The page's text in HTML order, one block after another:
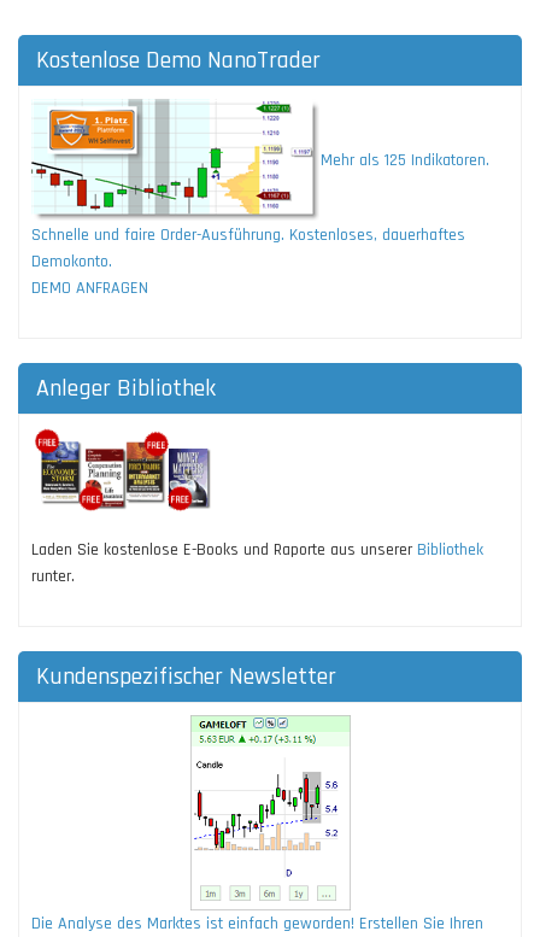
Kostenlose Demo NanoTrader
Mehr als 125 Indikatoren.
Schnelle und faire Order-Ausführung. Kostenloses, dauerhaftes
Demokonto.
DEMO ANFRAGEN
Anleger Bibliothek
Laden Sie kostenlose E-Books und Raporte aus unserer Bibliothek
runter.
Kundenspezifischer Newsletter
Die Analyse des Marktes ist einfach geworden! Erstellen Sie Ihren